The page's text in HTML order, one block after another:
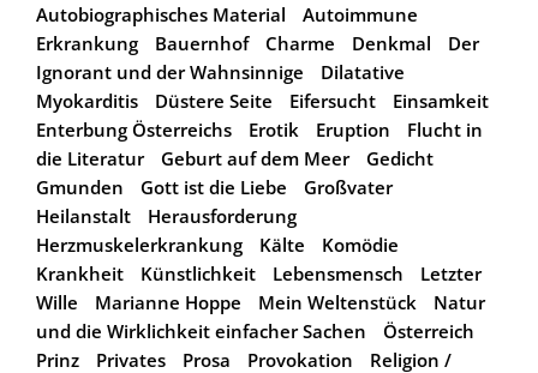
Autobiographisches Material
Autoimmune
Erkrankung
Bauernhof Charme Denkmal
Der
Ignorant und der Wahnsinnige
Dilatative
Myokarditis
Düstere Seite Eifersucht
Einsamkeit
Enterbung Österreichs
Erotik Eruption
Flucht in
die Literatur
Geburt auf dem Meer
Gedicht
Gmunden
Gott ist die Liebe
Großvater
Heilanstalt
Herausforderung
Herzmuskelerkrankung
Kälte
Komödie
Krankheit
Künstlichkeit Lebensmensch
Letzter
Wille
Marianne Hoppe Mein Weltenstück
Natur
und die Wirklichkeit einfacher Sachen
Österreich
Prinz
Privates Prosa Provokation
Religion /